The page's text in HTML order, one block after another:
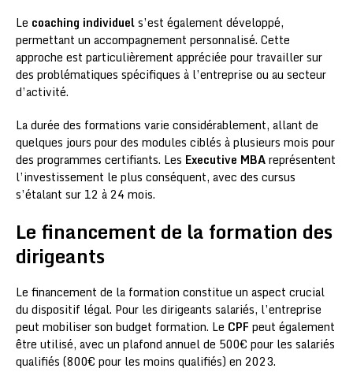
Le coaching individuels’est également développé,
permettant un accompagnement personnalisé. Cette
approche est particulièrement appréciée pour travailler sur
des problématiques spécifiques à l’entreprise ou au secteur
d’activité.
La durée des formations varie considérablement, allant de
quelques jours pour des modules ciblés à plusieurs mois pour
des programmes certifiants. Les Executive MBAreprésentent
l’investissement le plus conséquent, avec des cursus
s’étalant sur 12 à 24 mois.
Le financement de la formation des
dirigeants
Le financement de la formation constitue un aspect crucial
du dispositif légal. Pour les dirigeants salariés, l’entreprise
peut mobiliser son budget formation. Le CPF peut également
être utilisé, avec un plafond annuel de 500€ pour les salariés
qualifiés (800€ pour les moins qualifiés) en 2023.